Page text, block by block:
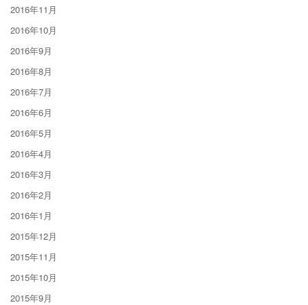
2016年11月
2016年10月
2016年9月
2016年8月
2016年7月
2016年6月
2016年5月
2016年4月
2016年3月
2016年2月
2016年1月
2015年12月
2015年11月
2015年10月
2015年9月